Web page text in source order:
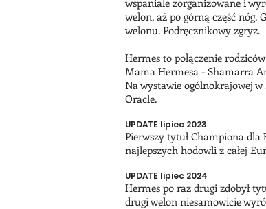
wspaniale zorganizowane i
welon, aż po górną część nóg. G
welonu. Podręcznikowy zgryz.
Hermes to połączenie rodziców
Mama Hermesa - Shamarra
Na wystawie ogólnokrajowej
Oracle.
UPDATE lipiec 2023
Pierwszy tytuł Championa dla
najlepszych hodowli z całej
UPDATE lipiec 2024
Hermes po raz drugi zdobył
drugi welon niesamowicie